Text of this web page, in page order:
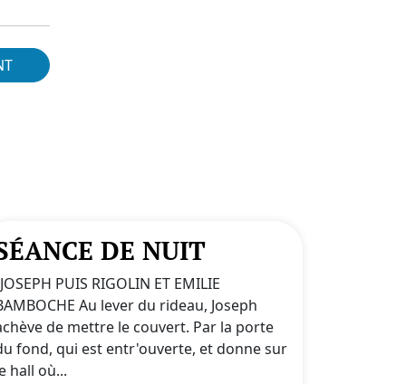
DE NUIT
PUIS RIGOLIN ET EMILIE
Au lever du rideau, Joseph
de mettre le couvert. Par la porte
fond, qui est entr'ouverte, et donne sur
hall où...